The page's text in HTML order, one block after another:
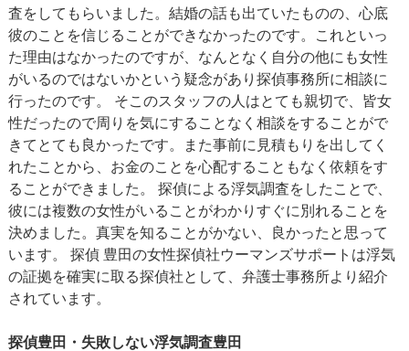
査をしてもらいました。結婚の話も出ていたものの、心底
彼のことを信じることができなかったのです。これといっ
た理由はなかったのですが、なんとなく自分の他にも女性
がいるのではないかという疑念があり探偵事務所に相談に
行ったのです。 そこのスタッフの人はとても親切で、皆女
性だったので周りを気にすることなく相談をすることがで
きてとても良かったです。また事前に見積もりを出してく
れたことから、お金のことを心配することもなく依頼をす
ることができました。 探偵による浮気調査をしたことで、
彼には複数の女性がいることがわかりすぐに別れることを
決めました。真実を知ることがかない、良かったと思って
います。 探偵 豊田の女性探偵社ウーマンズサポートは浮気
の証拠を確実に取る探偵社として、弁護士事務所より紹介
されています。
探偵豊田・失敗しない浮気調査豊田